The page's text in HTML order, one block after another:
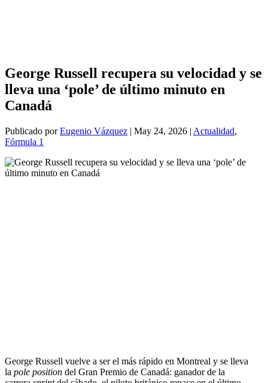
George Russell recupera su velocidad y se
lleva una ‘pole’ de último minuto en
Canadá
Publicado porEugenio Vázquez | May 24, 2026 | Actualidad,
Fórmula 1
George Russell vuelve a ser el más rápido en Montreal y se lleva
la pole position del Gran Premio de Canadá: ganador de la